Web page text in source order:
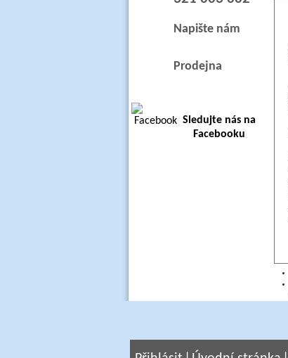
Napište nám
Prodejna
Sledujte nás na
Facebooku